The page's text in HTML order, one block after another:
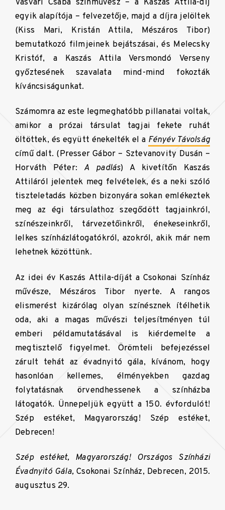
egyik alapítója – felvezetője, majd a díjra jelöltek
(Kiss Mari, Kristán Attila, Mészáros Tibor)
bemutatkozó filmjeinek bejátszásai, és Melecsky
Kristóf, a Kaszás Attila Versmondó Verseny
győztesének szavalata mind-mind fokozták
kíváncsiságunkat.
Számomra az este legmeghatóbb pillanatai voltak,
amikor a prózai társulat tagjai fekete ruhát
öltöttek, és együtt énekelték el a Fényév Távolság
című dalt. (Presser Gábor – Sztevanovity Dusán –
Horváth Péter: A padlás) A kivetítőn Kaszás
Attiláról jelentek meg felvételek, és a neki szóló
tiszteletadás közben bizonyára sokan emlékeztek
meg az égi társulathoz szegődött tagjainkról,
színészeinkről, tárvezetőinkről, énekeseinkről,
lelkes színházlátogatókról, azokról, akik már nem
lehetnek közöttünk.
Az idei év Kaszás Attila-díját a Csokonai Színház
művésze, Mészáros Tibor nyerte. A rangos
elismerést kizárólag olyan színésznek ítélhetik
oda, aki a magas művészi teljesítményen túl
emberi példamutatásával is kiérdemelte a
megtisztelő figyelmet. Örömteli befejezéssel
zárult tehát az évadnyitó gála, kívánom, hogy
hasonlóan kellemes, élményekben gazdag
folytatásnak örvendhessenek a színházba
látogatók. Ünnepeljük együtt a 150. évfordulót!
Szép estéket, Magyarország! Szép estéket,
Debrecen!
Szép estéket, Magyarország! Országos Színházi
Évadnyitó Gála,Csokonai Színház, Debrecen, 2015.
augusztus 29.